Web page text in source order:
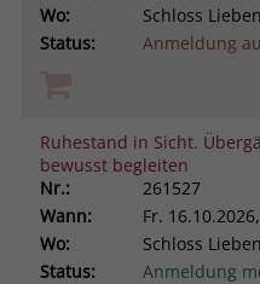
Wo:
Schloss
Status:
Anmeldung
Ruhestand in Sicht.
bewusst begleiten
Nr.:
261527
Wann:
Fr.
Wo:
Schloss
Status:
Anmeldung